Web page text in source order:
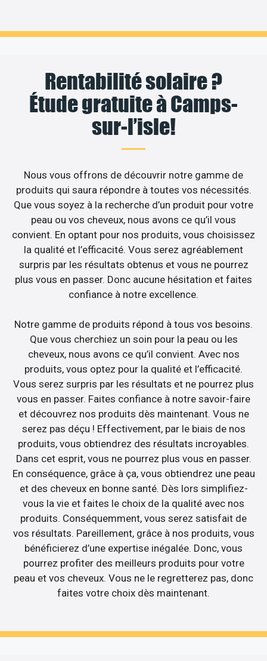
Rentabilité solaire ?
Étude gratuite à Camps-
sur-l’isle!
Nous vous offrons de découvrir notre gamme de
produits qui saura répondre à toutes vos nécessités.
Que vous soyez à la recherche d’un produit pour votre
peau ou vos cheveux, nous avons ce qu’il vous
convient. En optant pour nos produits, vous choisissez
la qualité et l’efficacité. Vous serez agréablement
surpris par les résultats obtenus et vous ne pourrez
plus vous en passer. Donc aucune hésitation et faites
confiance à notre excellence.
Notre gamme de produits répond à tous vos besoins.
Que vous cherchiez un soin pour la peau ou les
cheveux, nous avons ce qu’il convient. Avec nos
produits, vous optez pour la qualité et l’efficacité.
Vous serez surpris par les résultats et ne pourrez plus
vous en passer. Faites confiance à notre savoir-faire
et découvrez nos produits dès maintenant. Vous ne
serez pas déçu ! Effectivement, par le biais de nos
produits, vous obtiendrez des résultats incroyables.
Dans cet esprit, vous ne pourrez plus vous en passer.
En conséquence, grâce à ça, vous obtiendrez une peau
et des cheveux en bonne santé. Dès lors simplifiez-
vous la vie et faites le choix de la qualité avec nos
produits. Conséquemment, vous serez satisfait de
vos résultats. Pareillement, grâce à nos produits, vous
bénéficierez d’une expertise inégalée. Donc, vous
pourrez profiter des meilleurs produits pour votre
peau et vos cheveux. Vous ne le regretterez pas, donc
faites votre choix dès maintenant.